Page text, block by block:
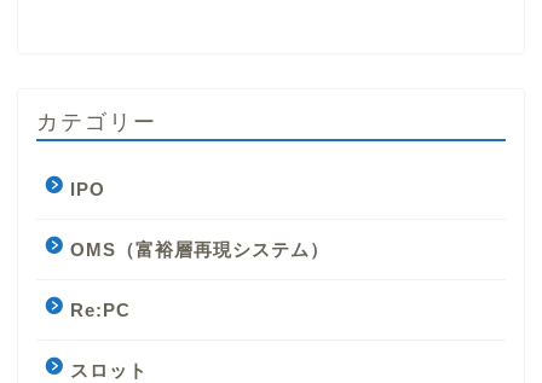
カテゴリー
IPO
OMS（富裕層再現システム）
Re:PC
スロット